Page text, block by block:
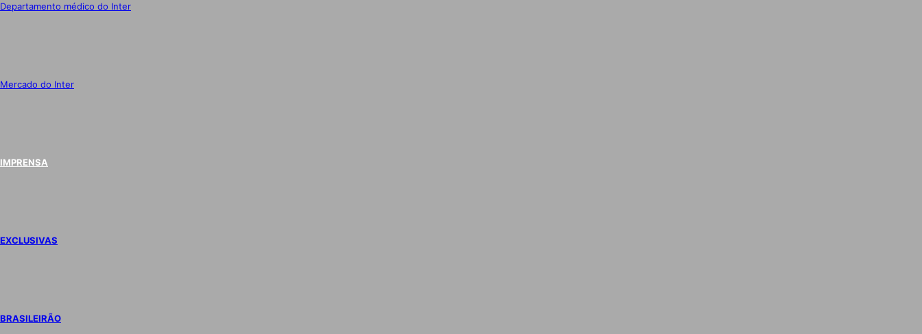
Departamento médico do Inter
Mercado do Inter
IMPRENSA
EXCLUSIVAS
BRASILEIRÃO